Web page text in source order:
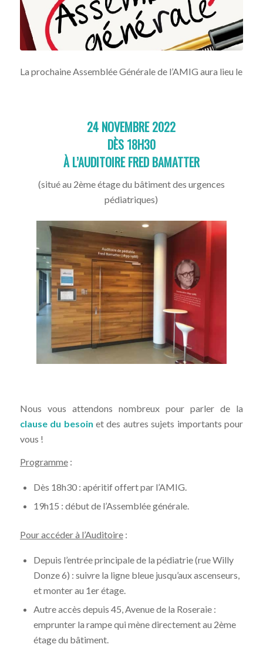
La prochaine Assemblée Générale de l’AMIG aura lieu le
24 NOVEMBRE 2022
DÈS 18H30
À L’AUDITOIRE FRED BAMATTER
(situé au 2ème étage du bâtiment des urgences
pédiatriques)
Nous vous attendons nombreux pour parler de la
clause du besoin et des autres sujets importants pour
vous !
Programme:
Dès 18h30 : apéritif offert par l’AMIG.
19h15 : début de l’Assemblée générale.
Pour accéder à l’Auditoire:
Depuis l’entrée principale de la pédiatrie (rue Willy
Donze 6) : suivre la ligne bleue jusqu’aux ascenseurs,
et monter au 1er étage.
Autre accès depuis 45, Avenue de la Roseraie :
emprunter la rampe qui mène directement au 2ème
étage du bâtiment.